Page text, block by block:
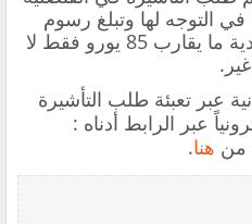
في التوجه لها وتبلغ رسوم
تأشيرة شنغن في السعودية ما يقارب 85 يورو فقط لا
غير.
عبر تعبئة طلب التأشيرة
عبر الرابط أدناه :
من هنا.